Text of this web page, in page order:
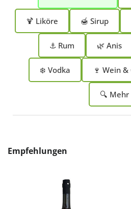
🍹 Liköre 🍯 Sirup
⚓ Rum 🌿 Anis
❄️ Vodka 🍷 Wein &
🔍 Mehr
Produktgalerie überspringen
Empfehlungen